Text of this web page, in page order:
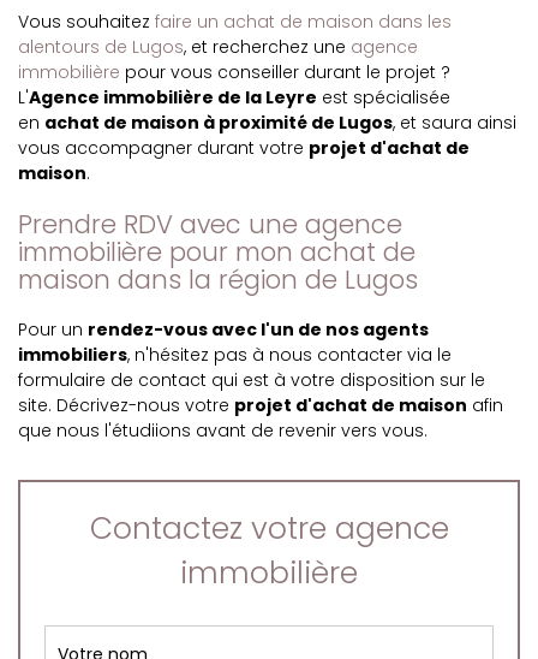
Vous souhaitez faire un achat de maison dans les
alentours de Lugos, et recherchez une agence
immobilière pour vous conseiller durant le projet ?
L'Agence immobilière de la Leyre est spécialisée
en achat de maison à proximité de Lugos, et saura ainsi
vous accompagner durant votre projet d'achat de
maison.
Prendre RDV avec une agence
immobilière pour mon achat de
maison dans la région de Lugos
Pour un rendez-vous avec l'un de nos agents
immobiliers, n'hésitez pas à nous contacter via le
formulaire de contact qui est à votre disposition sur le
site. Décrivez-nous votre projet d'achat de maison afin
que nous l'étudiions avant de revenir vers vous.
Contactez votre agence
immobilière